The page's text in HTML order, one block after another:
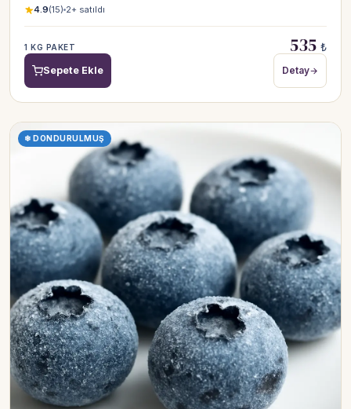
4.9(15) 2+ satıldı
1 KG PAKET 535 ₺
Sepete Ekle Detay
❄ DONDURULMUŞ